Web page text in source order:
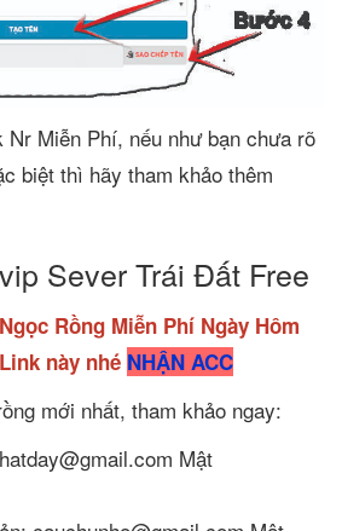
Nr Miễn Phí, nếu như bạn chưa rõ
biệt thì hãy tham khảo thêm
Sever Trái Đất Free
Rồng Miễn Phí Ngày Hôm
này nhé NHẬN ACC
mới nhất, tham khảo ngay:
Mật